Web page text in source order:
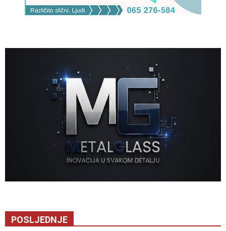
POSLJEDNJE